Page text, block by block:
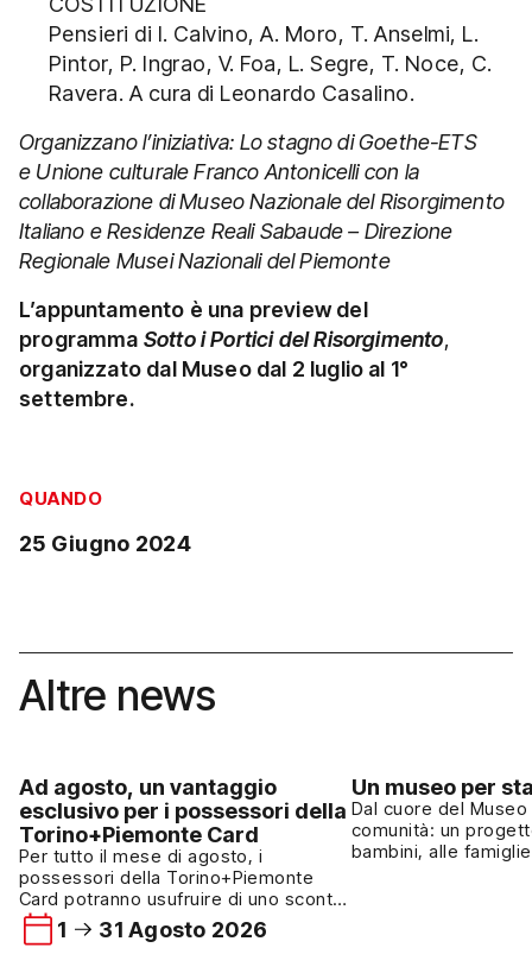
Pensieri di I. Calvino, A. Moro, T. Anselmi, L.
Pintor, P. Ingrao, V. Foa, L. Segre, T. Noce, C.
Ravera. A cura di Leonardo Casalino.
Organizzano l’iniziativa: Lo stagno di Goethe-ETS
e Unione culturale Franco Antonicelli con la
collaborazione di Museo Nazionale del Risorgimento
Italiano e Residenze Reali Sabaude – Direzione
Regionale Musei Nazionali del Piemonte
L’appuntamento è una preview del
programma Sotto i Portici del Risorgimento,
organizzato dal Museo dal 2 luglio al 1°
settembre.
QUANDO
25 Giugno 2024
Altre news
Ad agosto, un vantaggio
esclusivo per i possessori della
Torino+Piemonte Card
Per tutto il mese di agosto, i
possessori della Torino+Piemonte
Card potranno usufruire di uno sconto
del 15% su tutti i prodotti del
bookshop del Museo Nazionale del
1 31 Agosto 2026
Un museo per
Dal cuore del
comunità: un
bambini, alle